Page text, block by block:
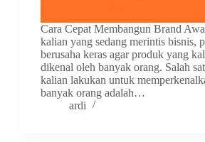
Cara Cepat Membangun Brand
kalian yang sedang merintis bisnis,
berusaha keras agar produk yang
dikenal oleh banyak orang. Salah
kalian lakukan untuk
banyak orang adalah…
ardi